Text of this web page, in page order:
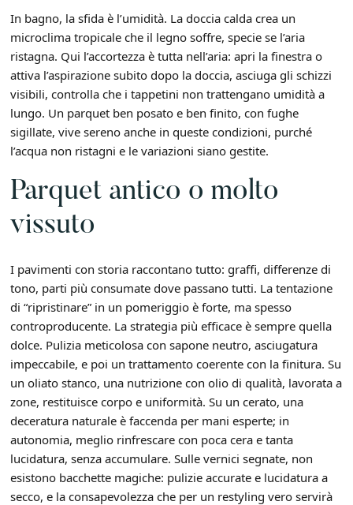
In bagno, la sfida è l’umidità. La doccia calda crea un
microclima tropicale che il legno soffre, specie se l’aria
ristagna. Qui l’accortezza è tutta nell’aria: apri la finestra o
attiva l’aspirazione subito dopo la doccia, asciuga gli schizzi
visibili, controlla che i tappetini non trattengano umidità a
lungo. Un parquet ben posato e ben finito, con fughe
sigillate, vive sereno anche in queste condizioni, purché
l’acqua non ristagni e le variazioni siano gestite.
Parquet antico o molto
vissuto
I pavimenti con storia raccontano tutto: graffi, differenze di
tono, parti più consumate dove passano tutti. La tentazione
di “ripristinare” in un pomeriggio è forte, ma spesso
controproducente. La strategia più efficace è sempre quella
dolce. Pulizia meticolosa con sapone neutro, asciugatura
impeccabile, e poi un trattamento coerente con la finitura. Su
un oliato stanco, una nutrizione con olio di qualità, lavorata a
zone, restituisce corpo e uniformità. Su un cerato, una
deceratura naturale è faccenda per mani esperte; in
autonomia, meglio rinfrescare con poca cera e tanta
lucidatura, senza accumulare. Sulle vernici segnate, non
esistono bacchette magiche: pulizie accurate e lucidatura a
secco, e la consapevolezza che per un restyling vero servirà